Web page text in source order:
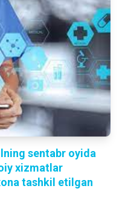
sentabr oyida
xizmatlar
tashkil etilgan